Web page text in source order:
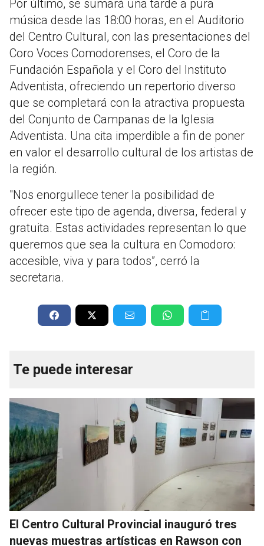
Por último, se sumará una tarde a pura
música desde las 18:00 horas, en el Auditorio
del Centro Cultural, con las presentaciones del
Coro Voces Comodorenses, el Coro de la
Fundación Española y el Coro del Instituto
Adventista, ofreciendo un repertorio diverso
que se completará con la atractiva propuesta
del Conjunto de Campanas de la Iglesia
Adventista. Una cita imperdible a fin de poner
en valor el desarrollo cultural de los artistas de
la región.
"Nos enorgullece tener la posibilidad de
ofrecer este tipo de agenda, diversa, federal y
gratuita. Estas actividades representan lo que
queremos que sea la cultura en Comodoro:
accesible, viva y para todos”, cerró la
secretaria.
Te puede interesar
El Centro Cultural Provincial inauguró tres
nuevas muestras artísticas en Rawson con